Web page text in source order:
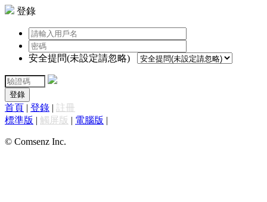
登錄
安全提問(未設定請忽略)
登錄
首頁 | 登錄 | 註冊
標準版 | 觸屏版 | 電腦版 |
© Comsenz Inc.